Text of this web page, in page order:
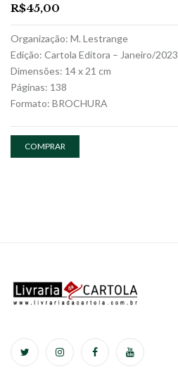
R$45,00
Organização: M. Lestrange
Edição: Cartola Editora – Janeiro/2023
Dimensões: 14 x 21 cm
Páginas: 138
Formato: BROCHURA
COMPRAR